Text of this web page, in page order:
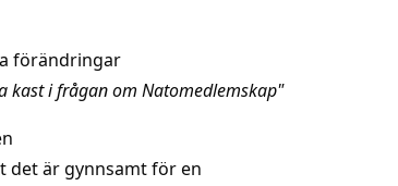
förändringar
kast i frågan om Natomedlemskap"
det är gynnsamt för en